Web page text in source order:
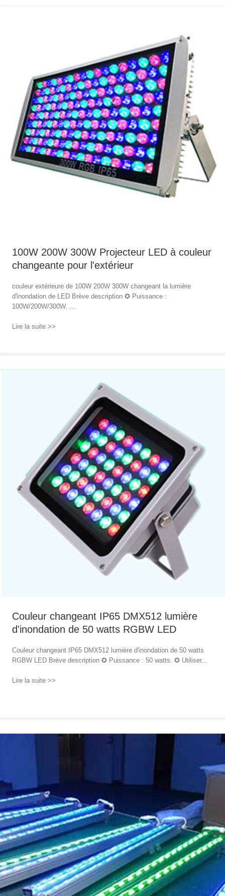
100W 200W 300W Projecteur LED à couleur
changeante pour l'extérieur
couleur extérieure de 100W 200W 300W changeant la lumière
d'inondation de LED Brève description ✪ Puissance :
100W/200W/300W. ...
Lire la suite >>
Couleur changeant IP65 DMX512 lumière
d'inondation de 50 watts RGBW LED
Couleur changeant IP65 DMX512 lumière d'inondation de 50 watts
RGBW LED Brève description ✪ Puissance : 50 watts. ✪ Utiliser...
Lire la suite >>